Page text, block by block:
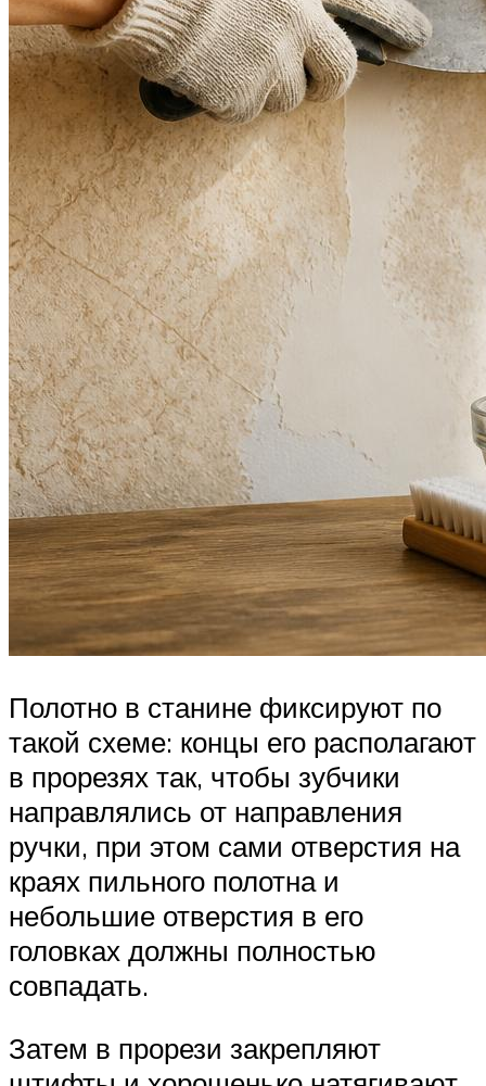
Полотно в станине фиксируют по
такой схеме: концы его располагают
в прорезях так, чтобы зубчики
направлялись от направления
ручки, при этом сами отверстия на
краях пильного полотна и
небольшие отверстия в его
головках должны полностью
совпадать.
Затем в прорези закрепляют